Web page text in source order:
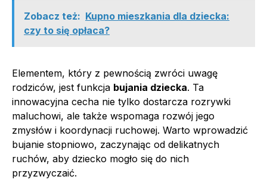
Zobacz też: Kupno mieszkania dla dziecka:
czy to się opłaca?
Elementem, który z pewnością zwróci uwagę
rodziców, jest funkcja bujania dziecka. Ta
innowacyjna cecha nie tylko dostarcza rozrywki
maluchowi, ale także wspomaga rozwój jego
zmysłów i koordynacji ruchowej. Warto wprowadzić
bujanie stopniowo, zaczynając od delikatnych
ruchów, aby dziecko mogło się do nich
przyzwyczaić.